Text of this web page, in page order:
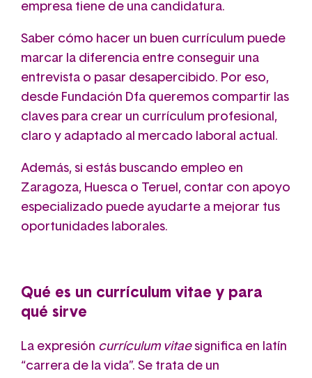
empresa tiene de una candidatura.
Saber cómo hacer un buen currículum puede
marcar la diferencia entre conseguir una
entrevista o pasar desapercibido. Por eso,
desde Fundación Dfa queremos compartir las
claves para crear un currículum profesional,
claro y adaptado al mercado laboral actual.
Además, si estás buscando empleo en
Zaragoza, Huesca o Teruel, contar con apoyo
especializado puede ayudarte a mejorar tus
oportunidades laborales.
Qué es un currículum vitae y para
qué sirve
La expresión currículum vitaesignifica en latín
“carrera de la vida”. Se trata de un